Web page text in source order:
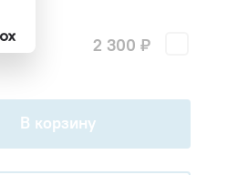
2 300 ₽
В корзину